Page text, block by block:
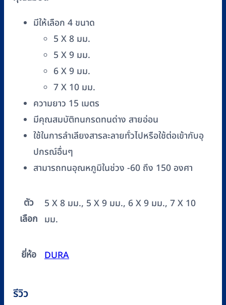
มีให้เลือก 4 ขนาด
5 X 8 มม.
5 X 9 มม.
6 X 9 มม.
7 X 10 มม.
ความยาว 15 เมตร
มีคุณสมบัติทนกรดทนด่าง สายอ่อน
ใช้ในการลำเลียงสารละลายทั่วไปหรือใช้ต่อเข้ากับอุ
ปกรณ์อื่นๆ
สามารถทนอุณหภูมิในช่วง -60 ถึง 150 องศา
ตัว
เลือก
5 X 8 มม., 5 X 9 มม., 6 X 9 มม., 7 X 10
มม.
ยี่ห้อ DURA
รีวิว